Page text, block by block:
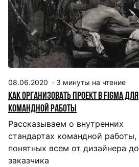
08.06.2020 · 3 минуты на чтение
Как организовать проект в Figma для
командной работы
Рассказываем о внутренних
стандартах командной работы,
понятных всем от дизайнера до
заказчика